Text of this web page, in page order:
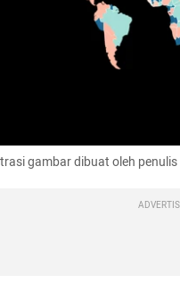
gambar dibuat oleh